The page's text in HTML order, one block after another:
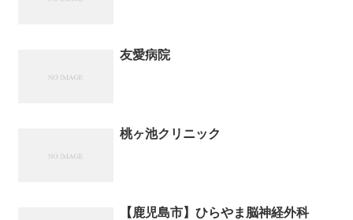
友愛病院
桃ヶ池クリニック
【鹿児島市】ひらやま脳神経外科